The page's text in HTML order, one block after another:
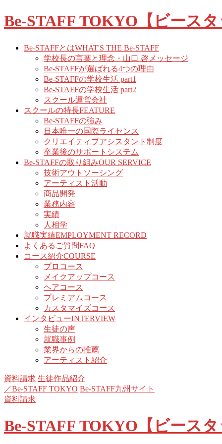
コ
ン
ナ
ビ
Be-STAFF TOKYO【ビース
Be-STAFFとはWHAT'S THE Be-STAFF
学校長の言葉と理念・山口 啓メッセージ
Be-STAFFが選ばれる4つの理由
Be-STAFFの学校生活 part1
Be-STAFFの学校生活 part2
スクール運営会社
スクールの特長FEATURE
Be-STAFFの強み
日本唯一の国際ライセンス
クリエイティブアシスタント制度
卒業後のサポートシステム
Be-STAFFの取り組みOUR SERVICE
技術アウトソーシング
アーティスト活動
商品開発
業務内容
実績
人相学
就職実績EMPLOYMENT RECORD
よくあるご質問FAQ
コース紹介COURSE
プロコース
メイクアップコース
ヘアコース
プレミアムコース
カスタマイズコース
インタビューINTERVIEW
生徒の声
就職事例
業界からの推薦
アーティスト紹介
資料請求 生徒作品紹介
／Be-STAFF TOKYO Be-STAFF九州サイト
資料請求
Be-STAFF TOKYO【ビース